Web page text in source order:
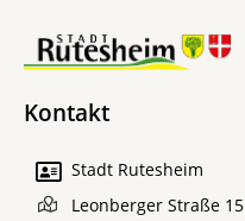
Kontakt
Stadt Rutesheim
Leonberger Straße 15